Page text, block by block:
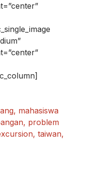
, mahasiswa
, problem
, taiwan,